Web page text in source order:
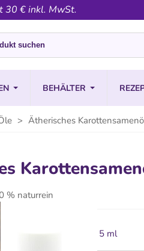
30 € inkl. MwSt.
BEHÄLTER
> Ätherisches
% naturrein
5 ml